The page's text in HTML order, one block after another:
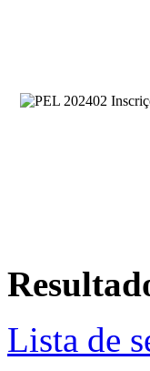
Lista de